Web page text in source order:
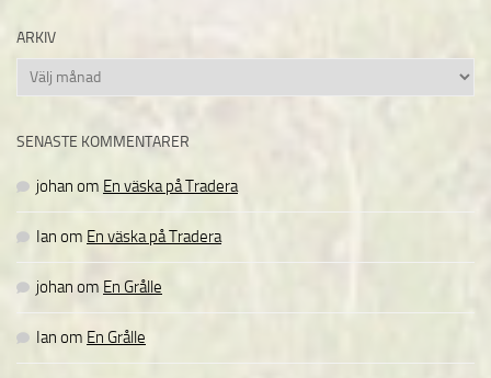
ARKIV
Arkiv
SENASTE KOMMENTARER
johan om En väska på Tradera
Ian om En väska på Tradera
johan om En Grålle
Ian om En Grålle